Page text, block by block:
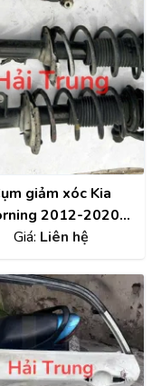
giảm xóc Kia
2012-2020
Tháo Xe
Giá: Liên hệ